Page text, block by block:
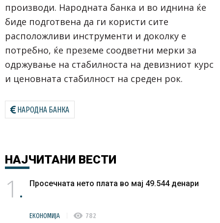
производи. Народната банка и во иднина ќе
биде подготвена да ги користи сите
расположливи инструменти и доколку е
потребно, ќе преземе соодветни мерки за
одржување на стабилноста на девизниот курс
и ценовната стабилност на среден рок.
НАРОДНА БАНКА
НАЈЧИТАНИ ВЕСТИ
1 Просечната нето плата во мај 49.544 денари
ЕКОНОМИЈА visibility 782